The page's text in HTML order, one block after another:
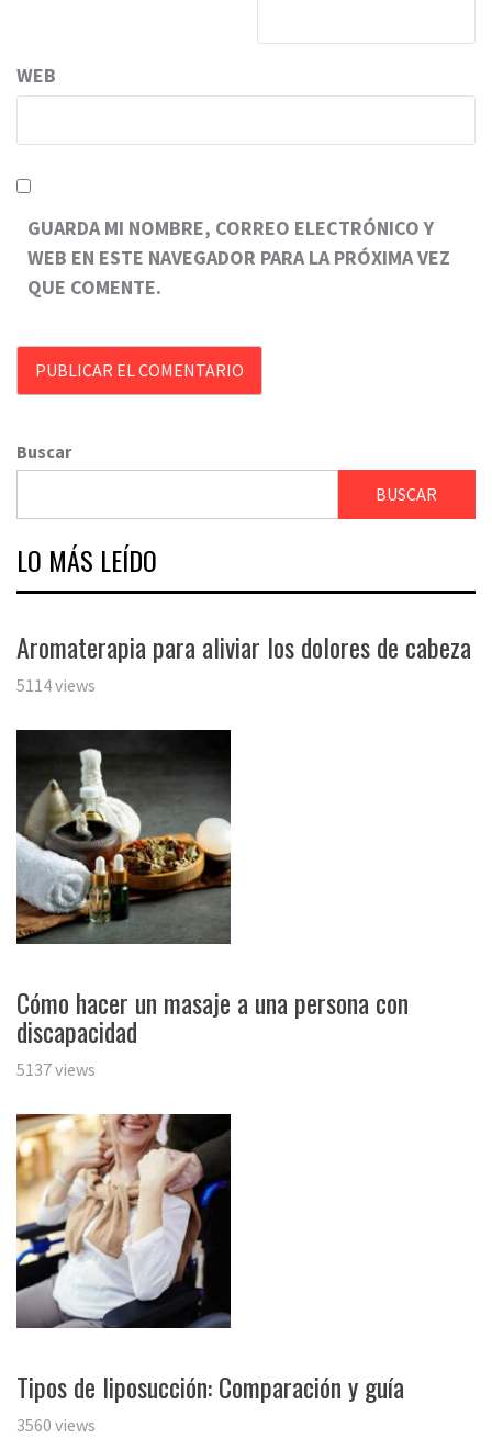
WEB
GUARDA MI NOMBRE, CORREO ELECTRÓNICO Y
WEB EN ESTE NAVEGADOR PARA LA PRÓXIMA VEZ
QUE COMENTE.
Buscar
BUSCAR
LO MÁS LEÍDO
Aromaterapia para aliviar los dolores de cabeza
5114 views
Cómo hacer un masaje a una persona con
discapacidad
5137 views
Tipos de liposucción: Comparación y guía
3560 views